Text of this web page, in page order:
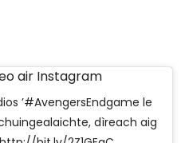
air Instagram
’#AvengersEndgame le
dìreach aig